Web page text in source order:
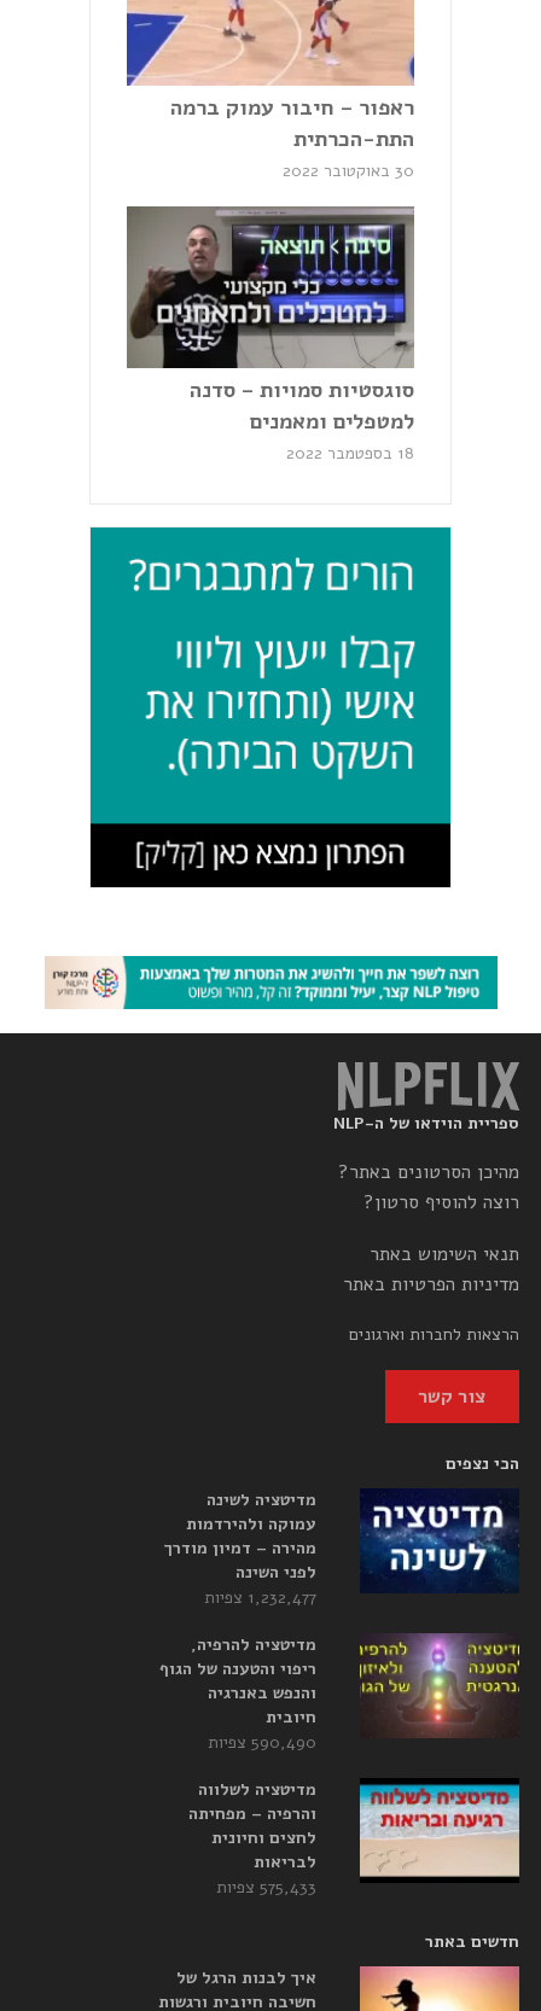
ראפור – חיבור עמוק ברמה
התת-הכרתית
30 באוקטובר 2022
סוגסטיות סמויות – סדנה
למטפלים ומאמנים
18 בספטמבר 2022
ספריית הוידאו של ה-NLP
מהיכן הסרטונים באתר?
רוצה להוסיף סרטון?
תנאי השימוש באתר
מדיניות הפרטיות באתר
הרצאות לחברות וארגונים
צור קשר
הכי נצפים
מדיטציה לשינה
עמוקה ולהירדמות
מהירה – דמיון מודרך
לפני השינה
1,232,477 צפיות
מדיטציה להרפיה,
ריפוי והטענה של הגוף
והנפש באנרגיה
חיובית
590,490 צפיות
מדיטציה לשלווה
והרפיה – מפחיתה
לחצים וחיונית
לבריאות
575,433 צפיות
חדשים באתר
איך לבנות הרגל של
חשיבה חיובית ורגשות